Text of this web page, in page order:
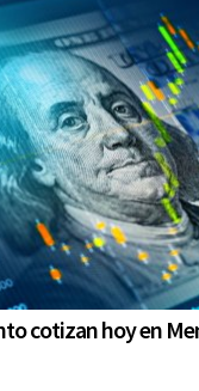
cotizan hoy en